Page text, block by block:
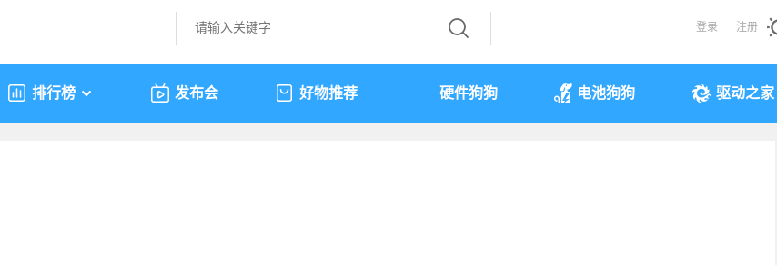
登录 注册
排行榜 发布会 好物推荐 硬件狗狗 电池狗狗 驱动之家